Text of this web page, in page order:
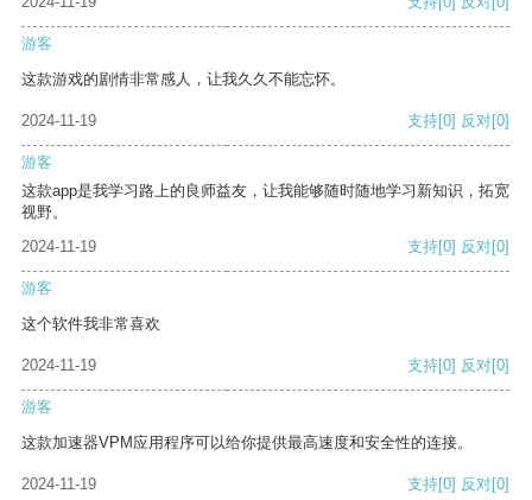
游客
这款游戏的剧情非常感人，让我久久不能忘怀。
2024-11-19 支持[0] 反对[0]
游客
这款app是我学习路上的良师益友，让我能够随时随地学习新知识，拓宽
视野。
2024-11-19
支持[0] 反对[0]
游客
这个软件我非常喜欢
2024-11-19 支持[0] 反对[0]
游客
这款加速器VPM应用程序可以给你提供最高速度和安全性的连接。
2024-11-19 支持[0] 反对[0]